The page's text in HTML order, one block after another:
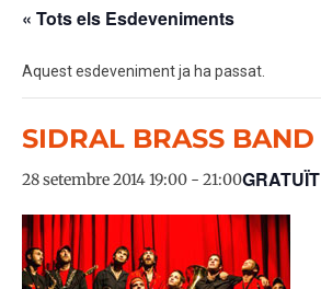
« Tots els Esdeveniments
Aquest esdeveniment ja ha passat.
SIDRAL BRASS BAND
28 setembre 2014 19:00 - 21:00GRATUÏT